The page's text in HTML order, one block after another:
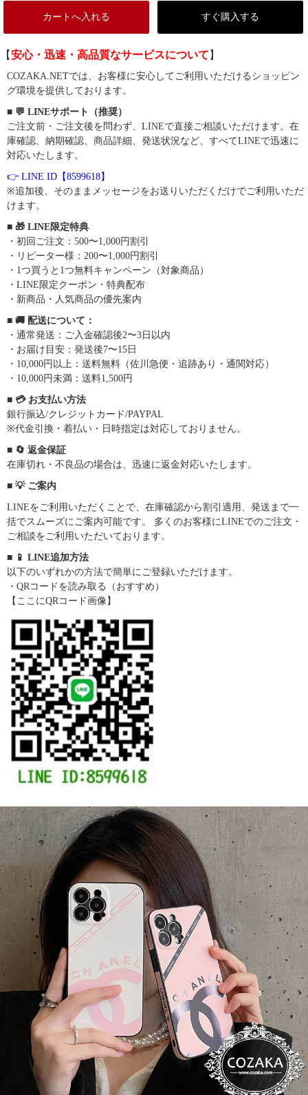
カートへ入れる すぐ購入する
【安心・迅速・高品質なサービスについて 】
COZAKA.NETでは、お客様に安心してご利用いただけるショッピン
グ環境を提供しております。
■ 💬 LINEサポート（推奨）
ご注文前・ご注文後を問わず、LINEで直接ご相談いただけます。在
庫確認、納期確認、商品詳細、発送状況など、すべてLINEで迅速に
対応いたします。
👉 LINE ID【8599618】
※追加後、そのままメッセージをお送りいただくだけでご利用いただ
けます。
■ 🎁 LINE限定特典
・初回ご注文：500〜1,000円割引
・リピーター様：200〜1,000円割引
・1つ買うと1つ無料キャンペーン（対象商品）
・LINE限定クーポン・特典配布
・新商品・人気商品の優先案内
■ 🚚 配送について：
・通常発送：ご入金確認後2〜3日以内
・お届け目安：発送後7〜15日
・10,000円以上：送料無料（佐川急便・追跡あり・通関対応）
・10,000円未満：送料1,500円
■ 💳 お支払い方法
銀行振込/クレジットカード/PAYPAL
※代金引換・着払い・日時指定は対応しておりません。
■ 🔄 返金保証
在庫切れ・不良品の場合は、迅速に返金対応いたします。
■ 💡 ご案内
LINEをご利用いただくことで、在庫確認から割引適用、発送まで一
括でスムーズにご案内可能です。 多くのお客様にLINEでのご注文・
ご相談をご利用いただいております。
■ 📱 LINE追加方法
以下のいずれかの方法で簡単にご登録いただけます。
・QRコードを読み取る（おすすめ）
【ここにQRコード画像】